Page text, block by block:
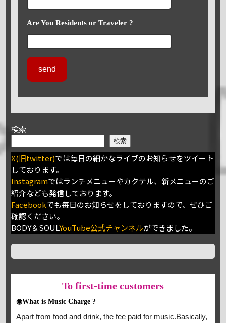
Are You Residents or Traveler ?
検索
検索
X(旧twitter)では毎日の細かなライブのお知らせをツイート
しております。
Instagramではランチメニューやカクテル、新メニューのご
紹介なども発信しております。
Facebookでも毎日のお知らせをしておりますので、ぜひご
確認ください。
BODY＆SOULYouTube公式チャンネルができました。
To first-time customers
◉What is Music Charge ?
Apart from food and drink, the fee paid for music.Basically,